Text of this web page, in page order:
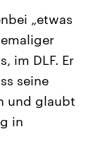
Beiträge,
und
die Vereinigten
Ländern
„etwas
im DLF. Er
seine
und glaubt
in